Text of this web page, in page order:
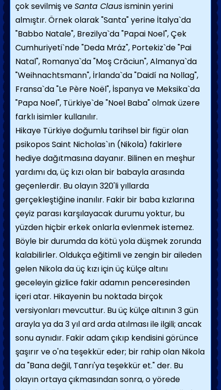
çok sevilmiş veSanta Clausisminin yerini
almıştır. Örnek olarak "Santa" yerine İtalya`da
"Babbo Natale", Brezilya`da "Papai Noel", Çek
Cumhuriyeti`nde "Deda Mráz", Portekiz`de "Pai
Natal", Romanya`da "Moş Crăciun", Almanya`da
"Weihnachtsmann", İrlanda`da "Daidí na Nollag",
Fransa`da "Le Père Noël", İspanya ve Meksika`da
"Papa Noel", Türkiye`de "Noel Baba" olmak üzere
farklı isimler kullanılır.
Hikaye Türkiye doğumlu tarihsel bir figür olan
psikopos Saint Nicholas`ın (Nikola) fakirlere
hediye dağıtmasına dayanır. Bilinen en meşhur
yardımı da, üç kızı olan bir babayla arasında
geçenlerdir. Bu olayın 320'li yıllarda
gerçekleştiğine inanılır. Fakir bir baba kızlarına
çeyiz parası karşılayacak durumu yoktur, bu
yüzden hiçbir erkek onlarla evlenmek istemez.
Böyle bir durumda da kötü yola düşmek zorunda
kalabilirler. Oldukça eğitimli ve zengin bir aileden
gelen Nikola da üç kızı için üç külçe altını
geceleyin gizlice fakir adamın penceresinden
içeri atar. Hikayenin bu noktada birçok
versiyonları mevcuttur. Bu üç külçe altının 3 gün
arayla ya da 3 yıl ard arda atılması ile ilgili; ancak
sonu aynıdır. Fakir adam çıkıp kendisini görünce
şaşırır ve o'na teşekkür eder; bir rahip olan Nikola
da "Bana değil, Tanrı'ya teşekkür et." der. Bu
olayın ortaya çıkmasından sonra, o yörede